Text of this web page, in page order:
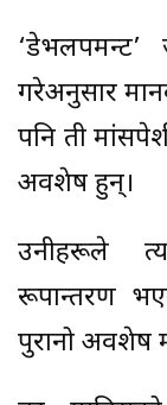
‘डेभलपमन्ट’
गरेअनुसार
पनि ती
अवशेष हुन्।
उनीहरूले
रूपान्तरण
पुरानो अवशेष